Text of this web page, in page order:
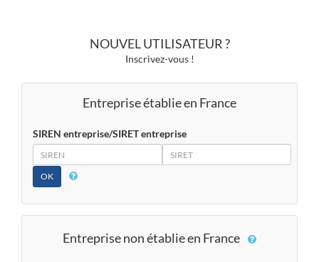
NOUVEL UTILISATEUR ?
Inscrivez-vous !
Entreprise établie en France
SIREN entreprise/SIRET entreprise
SIREN
SIRET
Entreprise non établie en France